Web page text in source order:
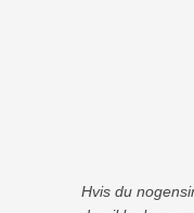
Hvis du